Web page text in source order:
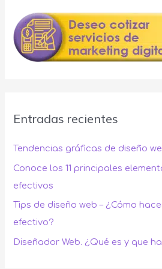
Entradas recientes
Tendencias gráficas de diseño
Conoce los 11 principales
efectivos
Tips de diseño web – ¿Cómo
efectivo?
Diseñador Web. ¿Qué es y que